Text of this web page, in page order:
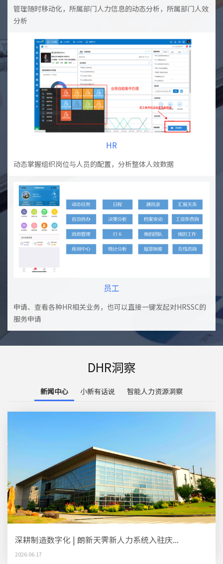
管理随时移动化，所属部门人力信息的动态分析，所属部门人效
分析
HR
动态掌握组织岗位与人员的配置，分析整体人效数据
员工
申请、查看各种HR相关业务，也可以直接一键发起对HRSSC的
服务申请
DHR洞察
新闻中心 小新有话说 智能人力资源洞察
深耕制造数字化 | 朗新天霁新人力系统入驻庆...
2026.06.17